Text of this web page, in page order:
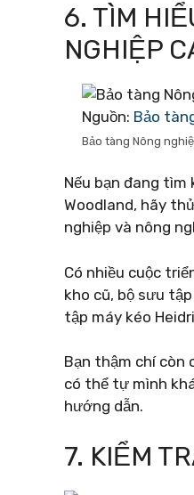
6. TÌM
NGHIỆP
Nguồn: Bảo
Bảo tàng Nông
Nếu bạn đang
Woodland, hãy
nghiệp và nông
Có nhiều cuộc
kho cũ, bộ sưu
tập máy kéo
Bạn thậm chí còn
có thể tự mình
hướng dẫn.
7. KIỂM